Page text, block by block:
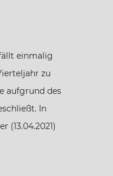
einmalig
zu
aufgrund des
In
(13.04.2021)